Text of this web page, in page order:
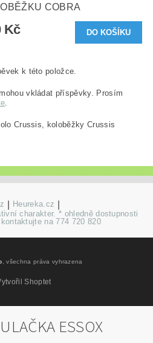
COBRA
Kč
k této položce.
vkládat příspěvky. Prosím
.
Crussis, koloběžky Crussis
Heureka.cz
charakter. * ohledně dostupnosti
na 774 720 820
, všechna práva vyhrazena
Shoptet
ESSOX